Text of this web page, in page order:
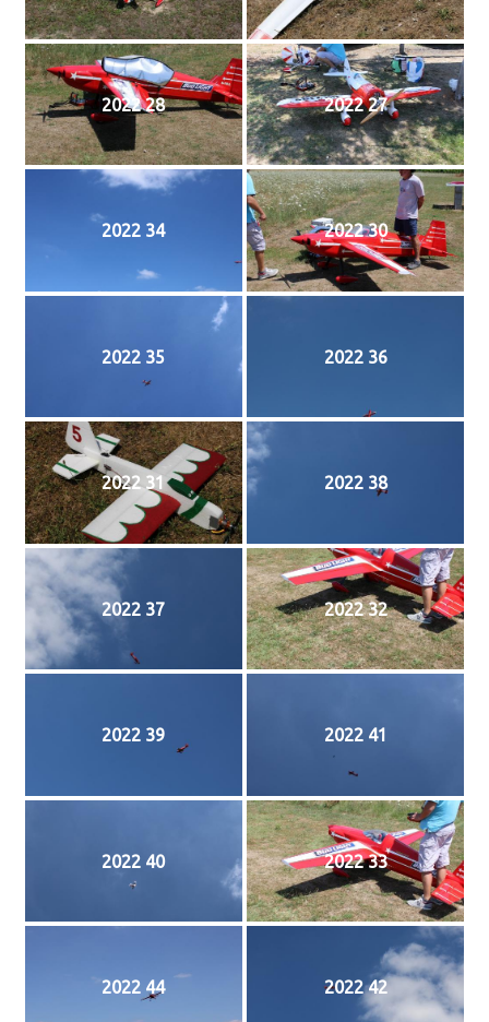
2022 28 2022 27
2022 34 2022 30
2022 35 2022 36
2022 31 2022 38
2022 37 2022 32
2022 39 2022 41
2022 40 2022 33
2022 44 2022 42